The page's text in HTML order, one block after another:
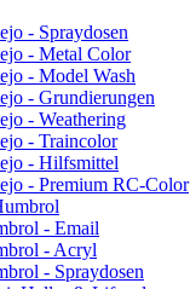
- Spraydosen
- Metal Color
- Model Wash
- Grundierungen
- Weathering
- Traincolor
- Hilfsmittel
- Premium RC-Color
- Email
- Acryl
- Spraydosen